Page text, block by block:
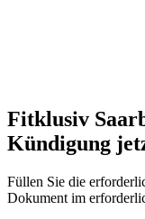
Fitklusiv
Kündigung
Füllen Sie die
Dokument im